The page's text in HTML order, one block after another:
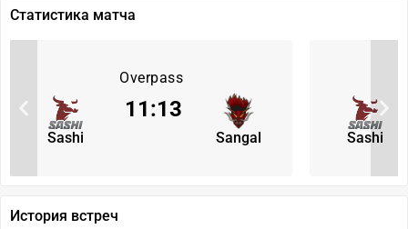
Статистика матча
Overpass
Sashi Sangal
11:13
Sashi
История встреч